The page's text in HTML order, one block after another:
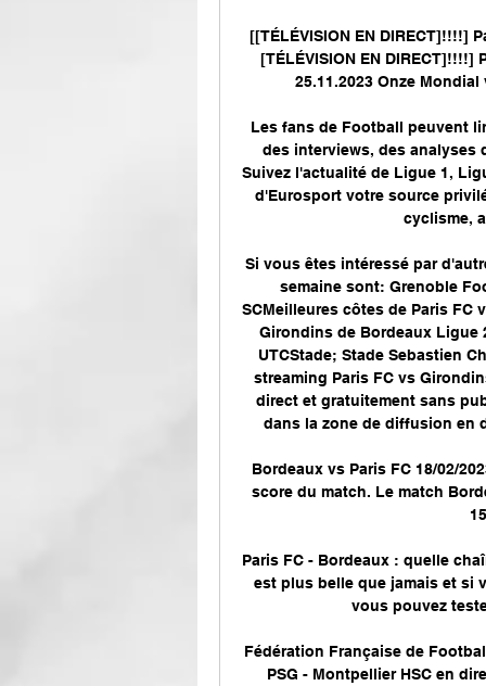
[[TÉLÉVISION EN DIRECT]!!!!]
[TÉLÉVISION EN
25.11.2023 Onze
Les fans de Football peuvent
des interviews, des analyses
Suivez l'actualité de Ligue 1,
d'Eurosport votre source
cyclisme,
Si vous êtes intéressé par
semaine sont: Grenoble
SCMeilleures côtes de Paris FC
Girondins de Bordeaux Ligue
UTCStade; Stade Sebastien
streaming Paris FC vs
direct et gratuitement sans
dans la zone de diffusion en
Bordeaux vs Paris FC 18/02/
score du match. Le match
Paris FC - Bordeaux : quelle
est plus belle que jamais et si
vous pouvez
Fédération Française de
PSG - Montpellier HSC en